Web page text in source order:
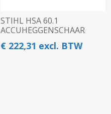
STIHL HSA 60.1
ACCUHEGGENSCHAAR
€ 222,31 excl. BTW